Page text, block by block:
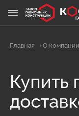
Главная О компании
Купить